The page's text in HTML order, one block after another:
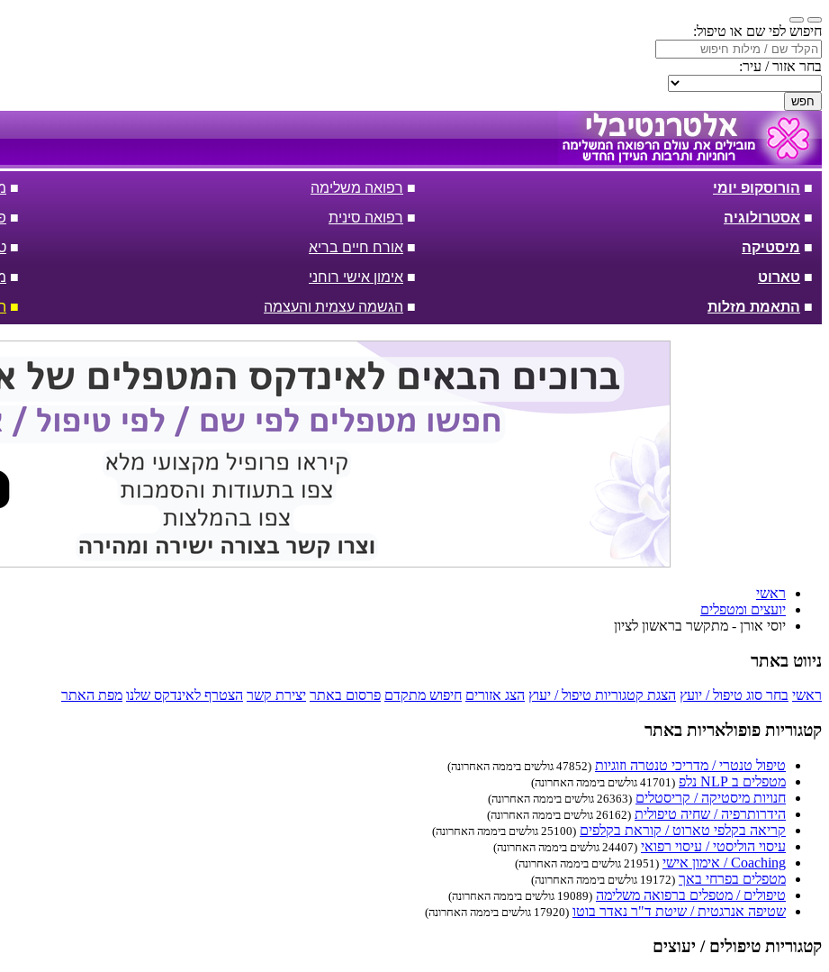
חיפוש לפי שם או טיפול:
בחר אזור / עיר:
חפש
■ הורוסקופ יומי ■ רפואה משלימה ■
■ אסטרולוגיה ■ רפואה סינית ■
■ מיסטיקה ■ אורח חיים בריא ■
■ טארוט ■ אימון אישי רוחני ■
■ התאמת מזלות ■ הגשמה עצמית והעצמה ■
ראשי
יועצים ומטפלים
יוסי אורן - מתקשר בראשון לציון
ניווט באתר
ראשי בחר סוג טיפול / יועץ הצגת קטגוריות טיפול / יעוץ הצג אזורים חיפוש מתקדם פרסום באתר יצירת קשר הצטרף לאינדקס שלנו מפת האתר
קטגוריות פופולאריות באתר
טיפול טנטרי / מדריכי טנטרה וזוגיות (47852 גולשים ביממה האחרונה)
מטפלים ב NLP נלפ (41701 גולשים ביממה האחרונה)
חנויות מיסטיקה / קריסטלים (26363 גולשים ביממה האחרונה)
הידרותרפיה / שחיה טיפולית (26162 גולשים ביממה האחרונה)
קריאה בקלפי טארוט / קוראת בקלפים (25100 גולשים ביממה האחרונה)
עיסוי הוליסטי / עיסוי רפואי (24407 גולשים ביממה האחרונה)
Coaching / אימון אישי (21951 גולשים ביממה האחרונה)
מטפלים בפרחי באך (19172 גולשים ביממה האחרונה)
טיפולים / מטפלים ברפואה משלימה (19089 גולשים ביממה האחרונה)
שטיפה אנרגטית / שיטת ד"ר נאדר בוטו (17920 גולשים ביממה האחרונה)
קטגוריות טיפולים / יעוצים